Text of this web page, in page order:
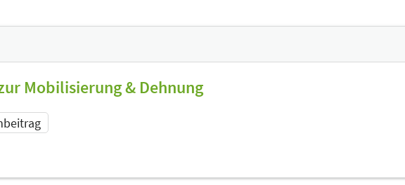
Mobilisierung & Dehnung